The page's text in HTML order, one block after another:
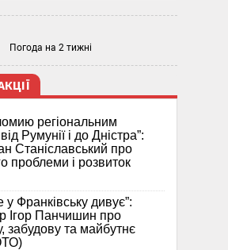
Погода на 2 тижні
регіональним
Румунії і до Дністра”:
Станіславський про
проблеми і розвиток
у Франківську дивує”:
Ігор Панчишин про
забудову та майбутнє